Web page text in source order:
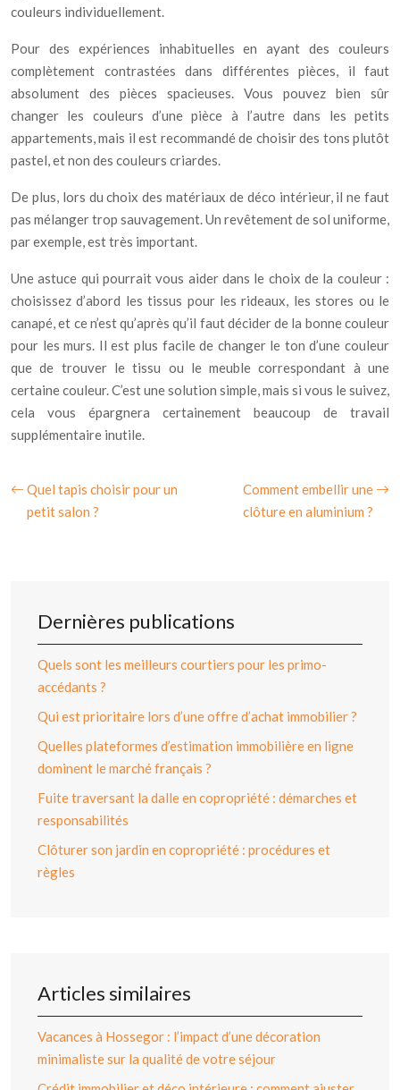
couleurs individuellement.
Pour des expériences inhabituelles en ayant des couleurs
complètement contrastées dans différentes pièces, il faut
absolument des pièces spacieuses. Vous pouvez bien sûr
changer les couleurs d’une pièce à l’autre dans les petits
appartements, mais il est recommandé de choisir des tons plutôt
pastel, et non des couleurs criardes.
De plus, lors du choix des matériaux de déco intérieur, il ne faut
pas mélanger trop sauvagement. Un revêtement de sol uniforme,
par exemple, est très important.
Une astuce qui pourrait vous aider dans le choix de la couleur :
choisissez d’abord les tissus pour les rideaux, les stores ou le
canapé, et ce n’est qu’après qu’il faut décider de la bonne couleur
pour les murs. Il est plus facile de changer le ton d’une couleur
que de trouver le tissu ou le meuble correspondant à une
certaine couleur. C’est une solution simple, mais si vous le suivez,
cela vous épargnera certainement beaucoup de travail
supplémentaire inutile.
Quel tapis choisir pour un
petit salon ?
Comment embellir une
clôture en aluminium ?
Dernières publications
Quels sont les meilleurs courtiers pour les primo-
accédants ?
Qui est prioritaire lors d’une offre d’achat immobilier ?
Quelles plateformes d’estimation immobilière en ligne
dominent le marché français ?
Fuite traversant la dalle en copropriété : démarches et
responsabilités
Clôturer son jardin en copropriété : procédures et
règles
Articles similaires
Vacances à Hossegor : l’impact d’une décoration
minimaliste sur la qualité de votre séjour